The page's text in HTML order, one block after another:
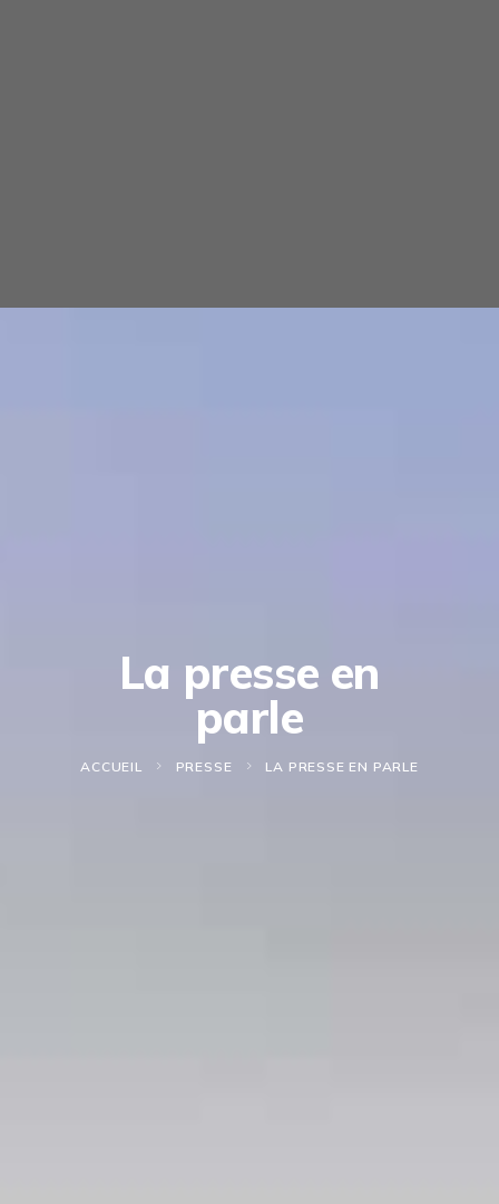
La presse en
parle
ACCUEIL PRESSE LA PRESSE EN PARLE